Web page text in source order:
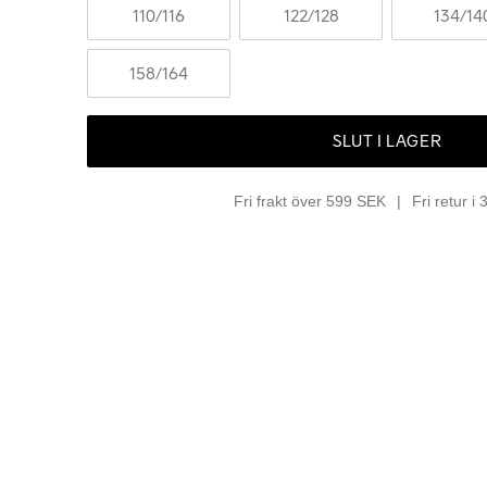
110/116 122/128 134/
158/164
SLUT I LAGER
Fri frakt över 599 SEK Fri retur i